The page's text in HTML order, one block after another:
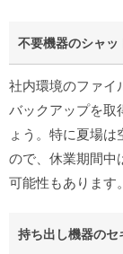
不要機器のシャッ
社内環境のファイ
バックアップを取
ょう。特に夏場
ので、休業期間中
可能性もあります。
持ち出し機器のセ